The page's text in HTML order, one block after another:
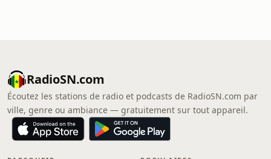
RadioSN.com
Écoutez les stations de radio et podcasts de RadioSN.com par
ville, genre ou ambiance — gratuitement sur tout appareil.